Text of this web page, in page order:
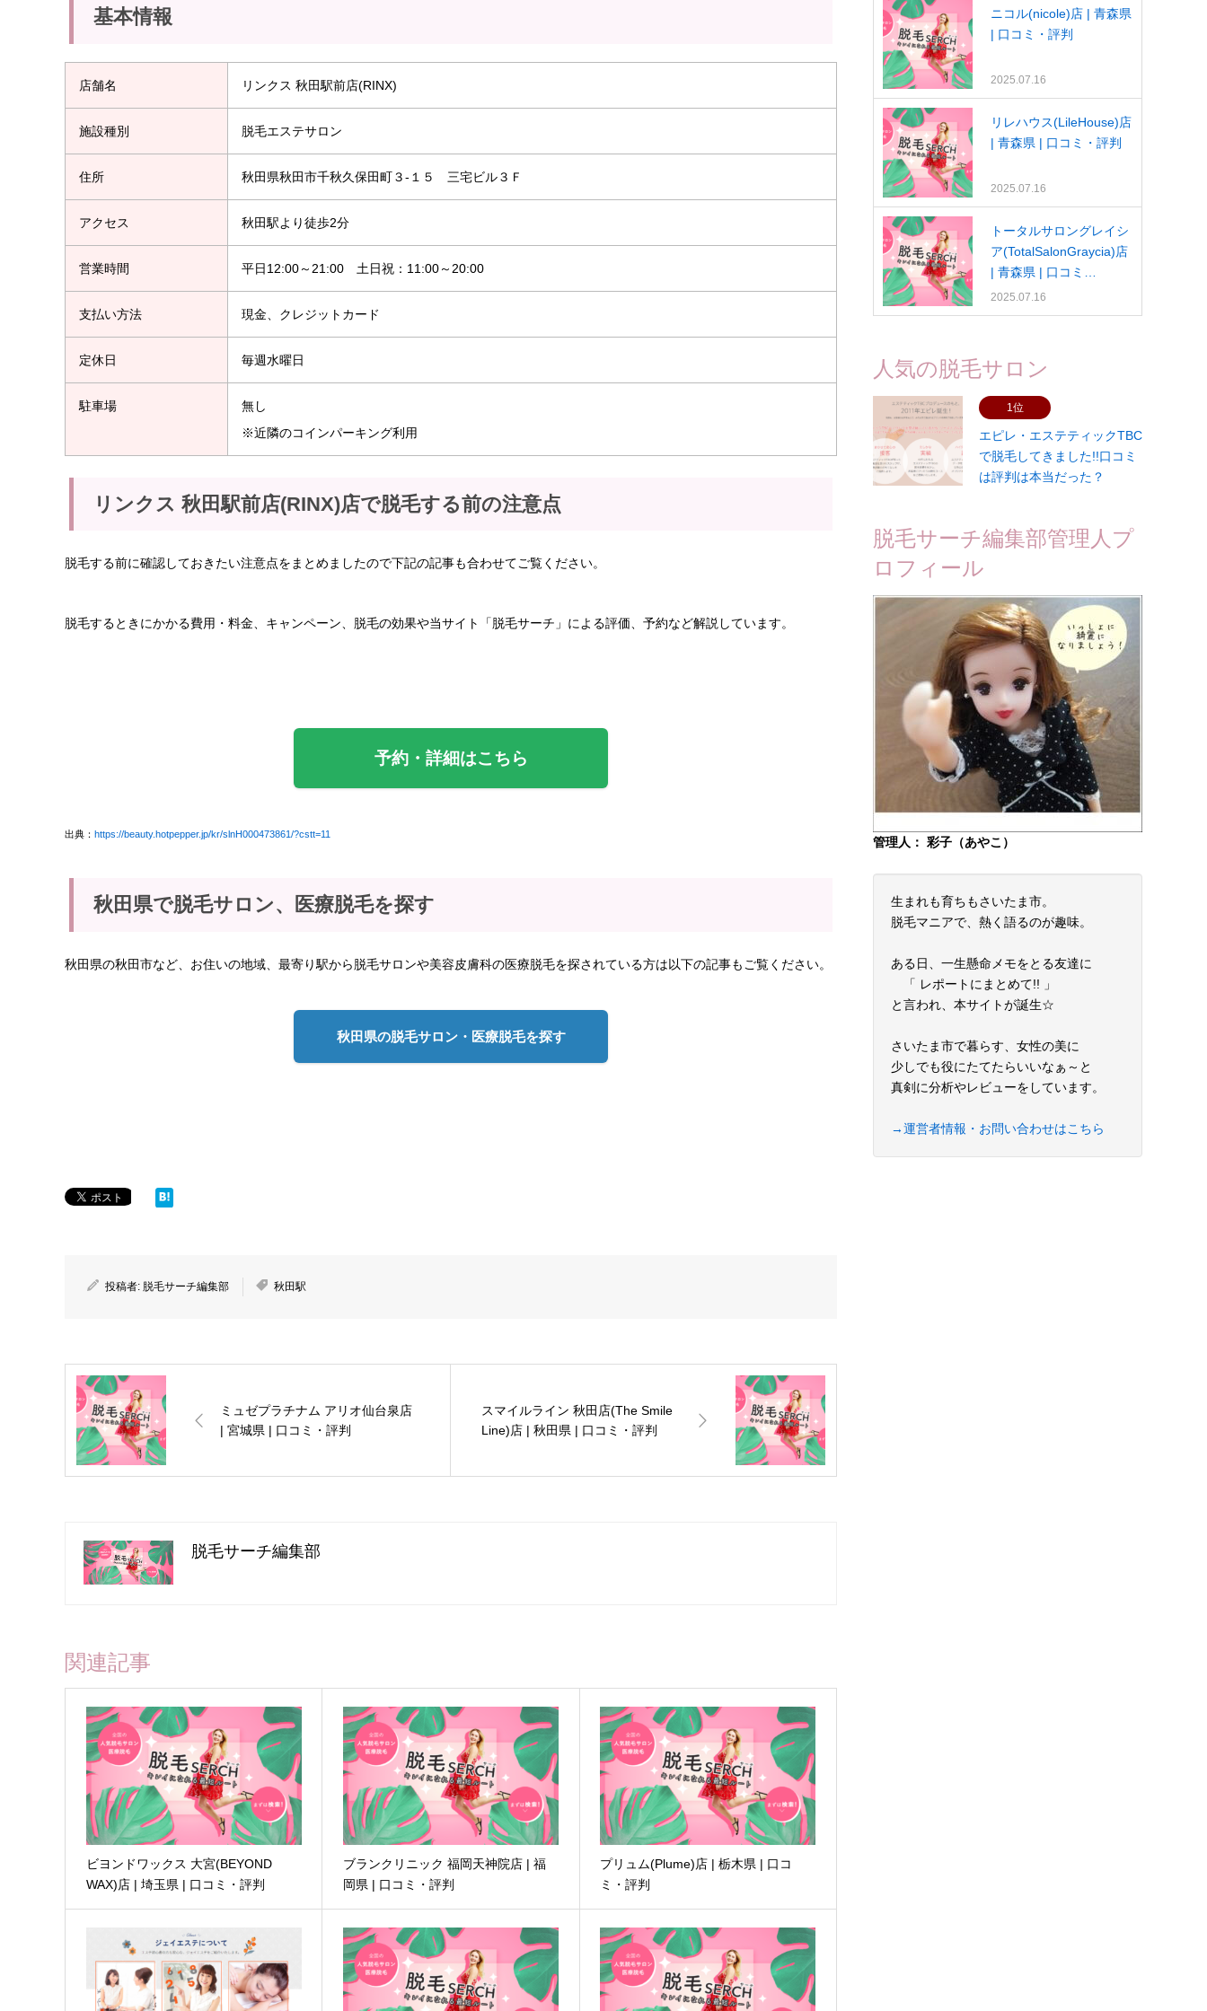
基本情報
店舗名 リンクス 秋田駅前店(RINX)
施設種別 脱毛エステサロン
住所 秋田県秋田市千秋久保田町３‐１５ 三宅ビル３Ｆ
アクセス 秋田駅より徒歩2分
営業時間 平日12:00～21:00 土日祝：11:00～20:00
支払い方法 現金、クレジットカード
定休日 毎週水曜日
駐車場
無し
※近隣のコインパーキング利用
リンクス 秋田駅前店(RINX)店で脱毛する前の注意点
脱毛する前に確認しておきたい注意点をまとめましたので下記の記事も合わせてご覧ください。
脱毛するときにかかる費用・料金、キャンペーン、脱毛の効果や当サイト「脱毛サーチ」による評価、予約など解説しています。
予約・詳細はこちら
出典： https://beauty.hotpepper.jp/kr/slnH000473861/?cstt=11
秋田県で脱毛サロン、医療脱毛を探す
秋田県の秋田市など、お住いの地域、最寄り駅から脱毛サロンや美容皮膚科の医療脱毛を探されている方は以下の記事もご覧ください。
秋田県の脱毛サロン・医療脱毛を探す
投稿者: 脱毛サーチ編集部 秋田駅
ミュゼプラチナム アリオ仙台泉店
| 宮城県 | 口コミ・評判
スマイルライン 秋田店(The Smile
Line)店 | 秋田県 | 口コミ・評判
脱毛サーチ編集部
関連記事
ビヨンドワックス 大宮(BEYOND
WAX)店 | 埼玉県 | 口コミ・評判
ブランクリニック 福岡天神院店 | 福
岡県 | 口コミ・評判
プリュム(Plume)店 | 栃木県 | 口コ
ミ・評判
ニコル(nicole)店 | 青森県
| 口コミ・評判
2025.07.16
リレハウス(LileHouse)店
| 青森県 | 口コミ・評判
2025.07.16
トータルサロングレイシ
ア(TotalSalonGraycia)店
| 青森県 | 口コミ…
2025.07.16
人気の脱毛サロン
1位
エピレ・エステティックTBC
で脱毛してきました!!口コミ
は評判は本当だった？
脱毛サーチ編集部管理人プ
ロフィール
管理人： 彩子（あやこ）
生まれも育ちもさいたま市。
脱毛マニアで、熱く語るのが趣味。
ある日、一生懸命メモをとる友達に
「 レポートにまとめて!! 」
と言われ、本サイトが誕生☆
さいたま市で暮らす、女性の美に
少しでも役にたてたらいいなぁ～と
真剣に分析やレビューをしています。
→運営者情報・お問い合わせはこちら